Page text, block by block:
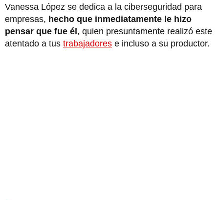
Vanessa López se dedica a la ciberseguridad para
empresas, hecho que inmediatamente le hizo
pensar que fue él, quien presuntamente realizó este
atentado a tus trabajadores e incluso a su productor.